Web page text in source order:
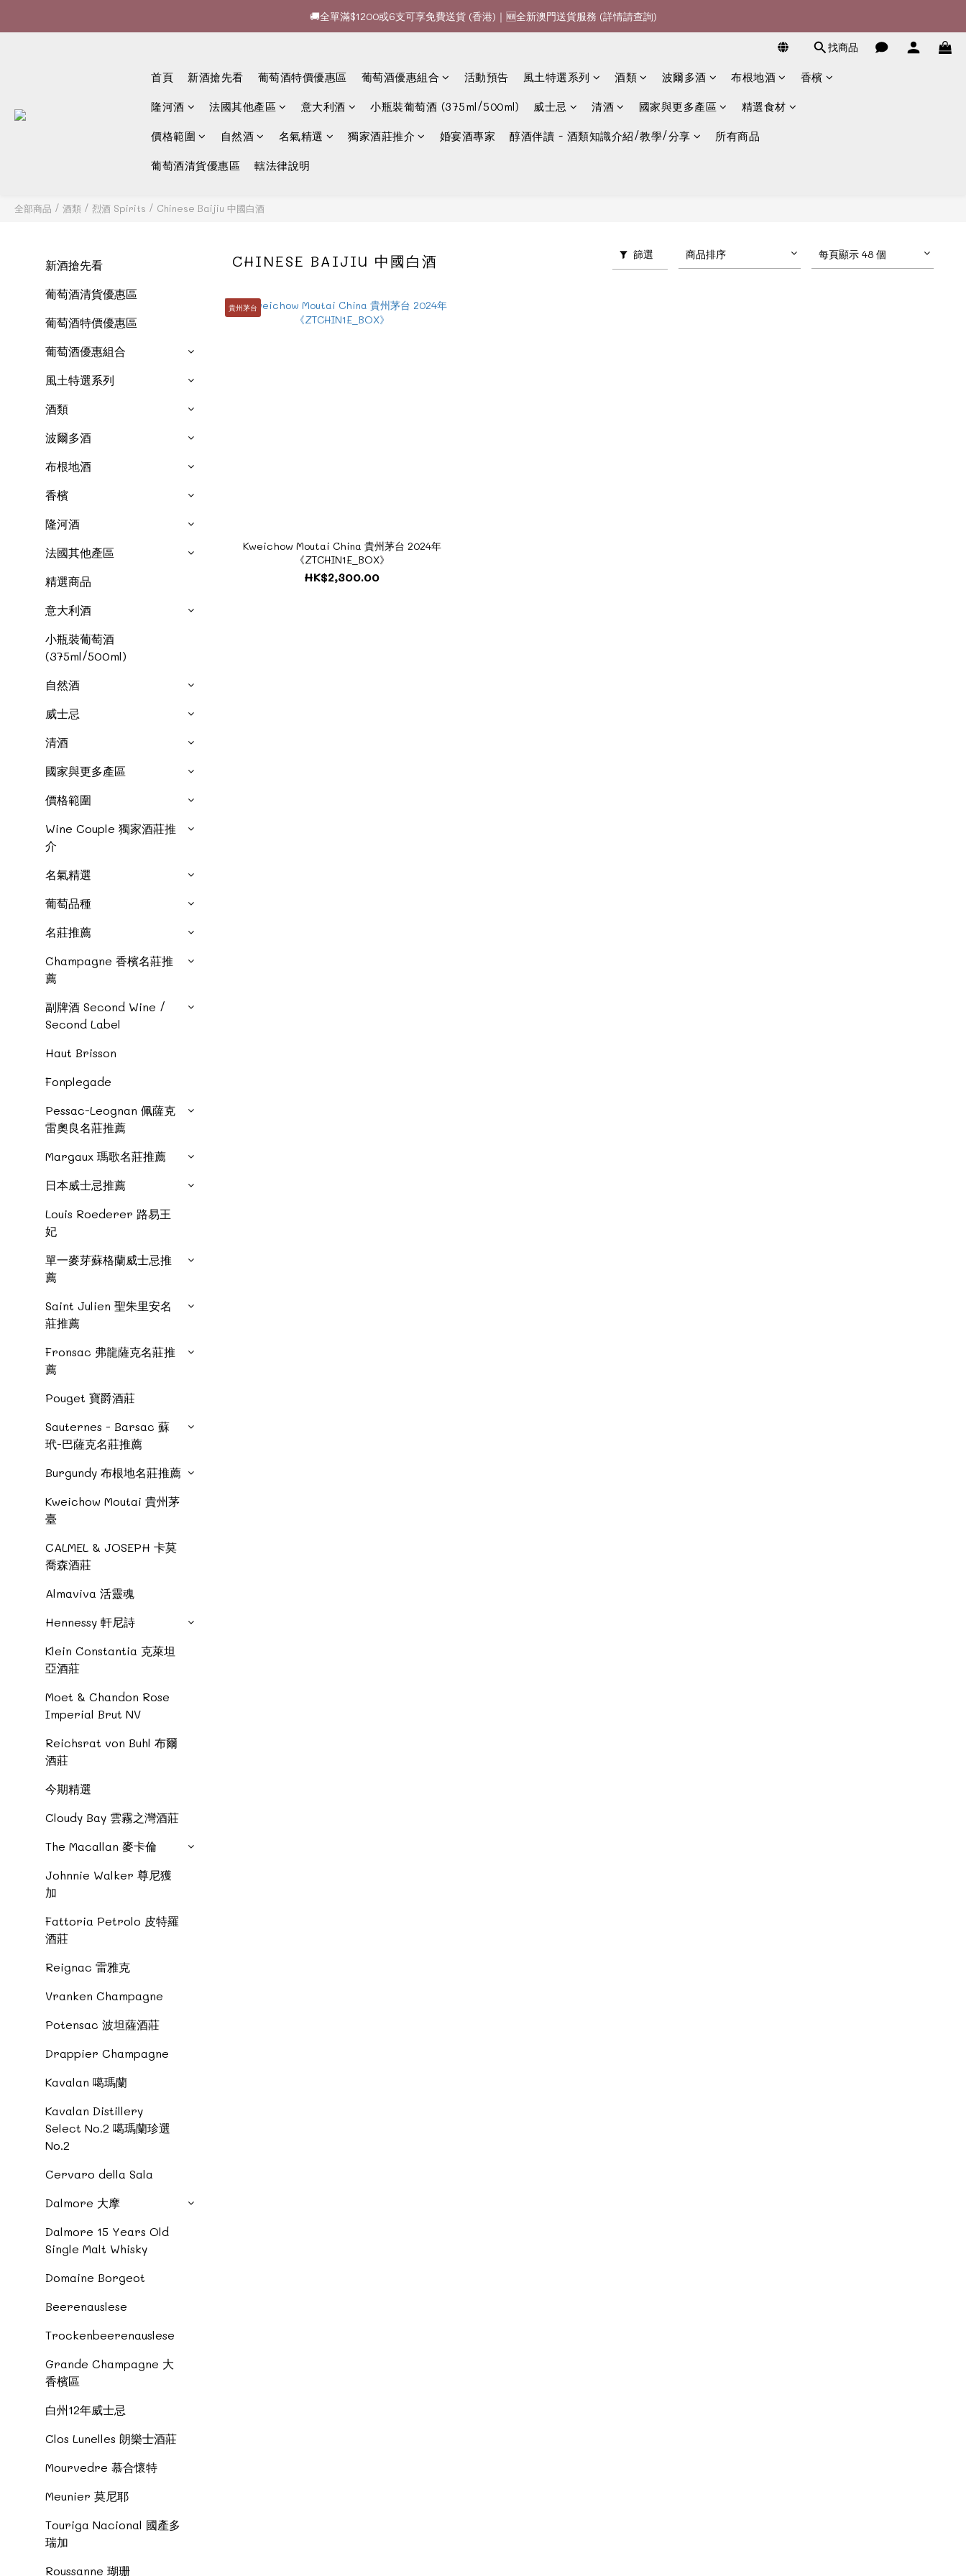
🚚全單滿$1200或6支可享免費送貨 (香港)｜🆕全新澳門送貨服務 (詳情請查詢)
🚚全單滿$1200或6支可享免費送貨 (香港)｜🆕全新澳門送貨服務 (詳情請查詢)
🚚全單滿$1200或6支可享免費送貨 (香港)｜🆕全新澳門送貨服務 (詳情請查詢)
找商品
首頁 新酒搶先看 葡萄酒特價優惠區 葡萄酒優惠組合 活動預告 風土特選系列 酒類 波爾多酒 布根地酒 香檳
隆河酒 法國其他產區 意大利酒 小瓶裝葡萄酒 (375ml/500ml) 威士忌 清酒 國家與更多產區 精選食材
價格範圍 自然酒 名氣精選 獨家酒莊推介 婚宴酒專家 醇酒伴讀 - 酒類知識介紹/教學/分享 所有商品
葡萄酒清貨優惠區 轄法律說明
全部商品 / 酒類 / 烈酒 Spirits / Chinese Baijiu 中國白酒
新酒搶先看
葡萄酒清貨優惠區
葡萄酒特價優惠區
葡萄酒優惠組合
風土特選系列
酒類
波爾多酒
布根地酒
香檳
隆河酒
法國其他產區
精選商品
意大利酒
小瓶裝葡萄酒
(375ml/500ml)
自然酒
威士忌
清酒
國家與更多產區
價格範圍
Wine Couple 獨家酒莊推
介
名氣精選
葡萄品種
名莊推薦
Champagne 香檳名莊推
薦
副牌酒 Second Wine /
Second Label
Haut Brisson
Fonplegade
Pessac-Leognan 佩薩克
雷奧良名莊推薦
Margaux 瑪歌名莊推薦
日本威士忌推薦
Louis Roederer 路易王
妃
單一麥芽蘇格蘭威士忌推
薦
Saint Julien 聖朱里安名
莊推薦
Fronsac 弗龍薩克名莊推
薦
Pouget 寶爵酒莊
Sauternes - Barsac 蘇
玳-巴薩克名莊推薦
Burgundy 布根地名莊推薦
Kweichow Moutai 貴州茅
臺
CALMEL & JOSEPH 卡莫
喬森酒莊
Almaviva 活靈魂
Hennessy 軒尼詩
Klein Constantia 克萊坦
亞酒莊
Moet & Chandon Rose
Imperial Brut NV
Reichsrat von Buhl 布爾
酒莊
今期精選
Cloudy Bay 雲霧之灣酒莊
The Macallan 麥卡倫
Johnnie Walker 尊尼獲
加
Fattoria Petrolo 皮特羅
酒莊
Reignac 雷雅克
Vranken Champagne
Potensac 波坦薩酒莊
Drappier Champagne
Kavalan 噶瑪蘭
Kavalan Distillery
Select No.2 噶瑪蘭珍選
No.2
Cervaro della Sala
Dalmore 大摩
Dalmore 15 Years Old
Single Malt Whisky
Domaine Borgeot
Beerenauslese
Trockenbeerenauslese
Grande Champagne 大
香檳區
白州12年威士忌
Clos Lunelles 朗樂士酒莊
Mourvedre 慕合懷特
Meunier 莫尼耶
Touriga Nacional 國產多
瑞加
Roussanne 瑚珊
CHINESE BAIJIU 中國白酒 篩選 商品排序 每頁顯示 48 個
貴州茅台
Kweichow Moutai China 貴州茅台 2024年
《ZTCHIN1E_BOX》
HK$2,300.00